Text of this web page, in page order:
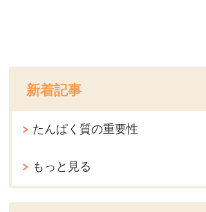
新着記事
たんぱく質の重要性
もっと見る